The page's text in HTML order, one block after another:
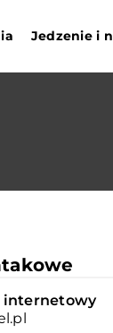
Jedzenie i
internetowy